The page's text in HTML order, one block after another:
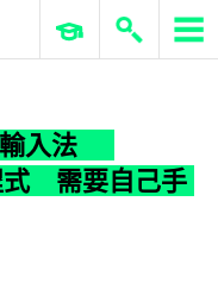
ERP 與商業 AI
入法
式 需要自己手